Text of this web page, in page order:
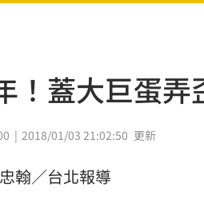
解放軍？外媒點名2破口！
幹嘛」？故宮南院小編身分
謀財害命終平反 陳時中感性
友自曝3碩1博 網搜本名查無
！蓋大巨蛋
2018/01/03 21:02:50 更新
翰／台北報導